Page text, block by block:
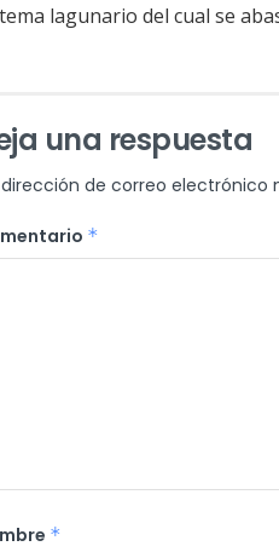
lagunario del cual se
una respuesta
de correo electrónico
*
*